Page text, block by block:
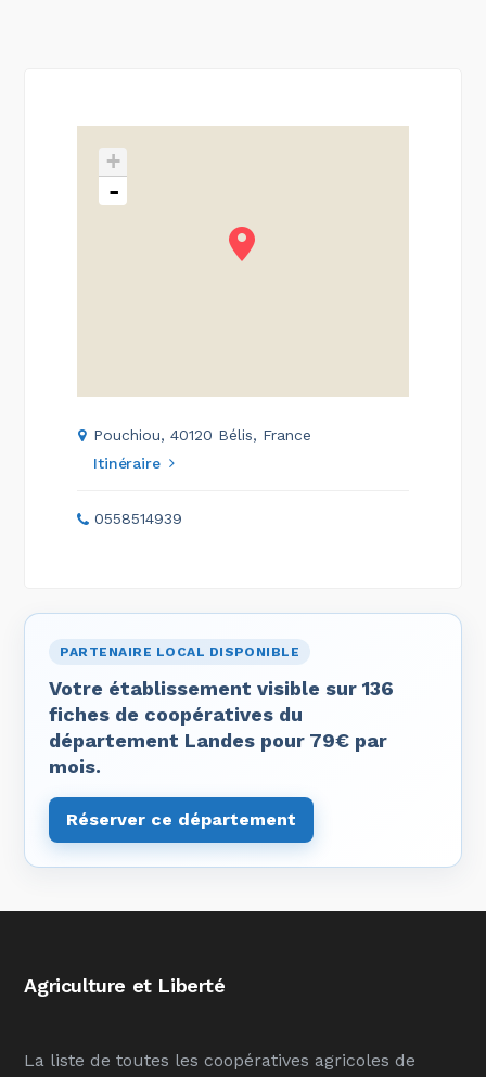
+
-
Pouchiou, 40120 Bélis, France
Itinéraire
0558514939
PARTENAIRE LOCAL DISPONIBLE
Votre établissement visible sur 136
fiches de coopératives du
département Landes pour 79€ par
mois.
Réserver ce département
Agriculture et Liberté
La liste de toutes les coopératives agricoles de